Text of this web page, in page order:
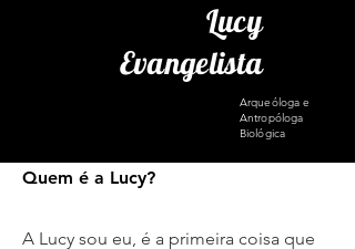
Lucy
Evangelista
Arqueóloga e
Antropóloga
Biológica
Quem é a Lucy?
A Lucy sou eu, é a primeira coisa que